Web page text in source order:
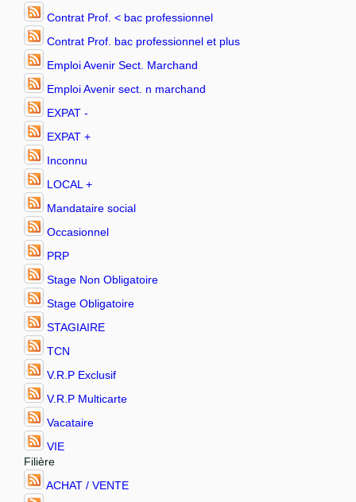
Contrat Prof. < bac professionnel
Contrat Prof. bac professionnel et plus
Emploi Avenir Sect. Marchand
Emploi Avenir sect. n marchand
EXPAT -
EXPAT +
Inconnu
LOCAL +
Mandataire social
Occasionnel
PRP
Stage Non Obligatoire
Stage Obligatoire
STAGIAIRE
TCN
V.R.P Exclusif
V.R.P Multicarte
Vacataire
VIE
Filière
ACHAT / VENTE